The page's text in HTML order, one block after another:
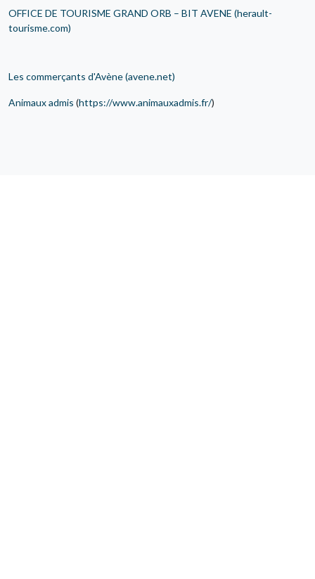
OFFICE DE TOURISME GRAND ORB – BIT AVENE (herault-
tourisme.com)
Les commerçants d'Avène (avene.net)
Animaux admis (https://www.animauxadmis.fr/)